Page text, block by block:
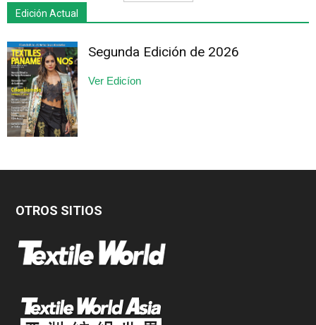
Edición Actual
Segunda Edición de 2026
Ver Edicíon
OTROS SITIOS